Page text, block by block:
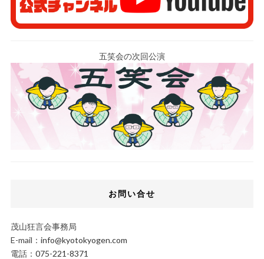
五笑会の次回公演
お問い合せ
茂山狂言会事務局
E-mail： info@kyotokyogen.com
電話： 075-221-8371